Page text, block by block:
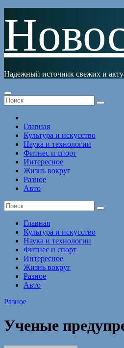
к
содержимому
Надежный источник свежих и
Главная
Культура и искусство
Наука и технологии
Фитнес и спорт
Интересное
Жизнь вокруг
Разное
Авто
Главная
Культура и искусство
Наука и технологии
Фитнес и спорт
Интересное
Жизнь вокруг
Разное
Авто
Разное
Ученые